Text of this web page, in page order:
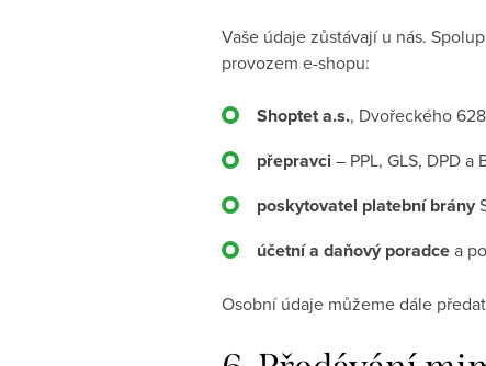
Vaše údaje zůstávají u nás.
provozem e-shopu:
Shoptet a.s., Dvořeckého
přepravci – PPL, GLS, DPD
poskytovatel platební brány
účetní a daňový poradcea
Osobní údaje můžeme dále